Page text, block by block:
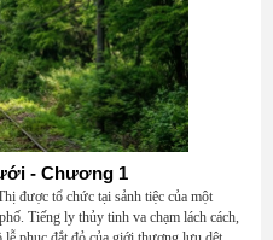
- Chương 1
được tổ chức tại sảnh tiệc của một
Tiếng ly thủy tinh va chạm lách cách,